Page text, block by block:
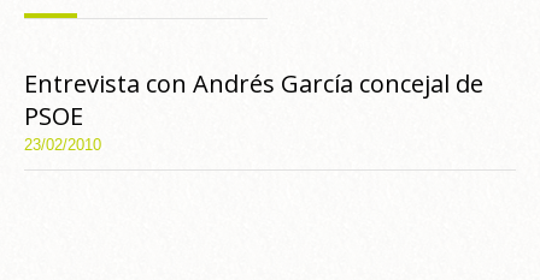
Entrevista con Andrés García concejal de
PSOE
23/02/2010